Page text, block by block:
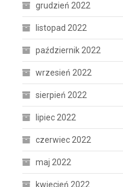
grudzień 2022
listopad 2022
październik 2022
wrzesień 2022
sierpień 2022
lipiec 2022
czerwiec 2022
maj 2022
kwiecień 2022